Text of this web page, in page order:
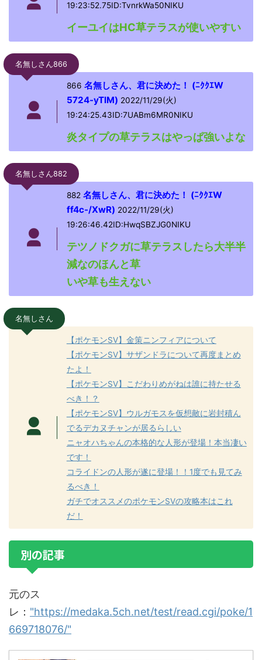
19:23:52.75ID:TvnrkWa50NIKU
イーユイはHC草テラスが使いやすい
名無しさん866
866 名無しさん、君に決めた！ (ﾆｸｸｴW
5724-yTlM) 2022/11/29(火)
19:24:25.43ID:7UABm6MR0NIKU
炎タイプの草テラスはやっぱ強いよな
名無しさん882
882名無しさん、君に決めた！ (ﾆｸｸｴW
ff4c-/XwR) 2022/11/29(火)
19:26:46.42ID:HwqSBZJG0NIKU
テツノドクガに草テラスしたら大半半
減なのほんと草
いや草も生えない
名無しさん
【ポケモンSV】金策ニンフィアについて
【ポケモンSV】サザンドラについて再度まとめ
たよ！
【ポケモンSV】こだわりめがねは誰に持たせる
べき！？
【ポケモンSV】ウルガモスを仮想敵に岩封積ん
でるデカヌチャンが居るらしい
ニャオハちゃんの本格的な人形が登場！本当凄い
です！
コライドンの人形が遂に登場！！1度でも見てみ
るべき！
ガチでオススメのポケモンSVの攻略本はこれ
だ！
別の記事
元のス
レ： "https://medaka.5ch.net/test/read.cgi/poke/1
669718076/"